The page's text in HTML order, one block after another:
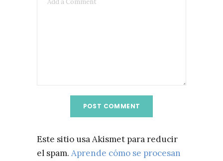
Este sitio usa Akismet para reducir
el spam. Aprende cómo se procesan